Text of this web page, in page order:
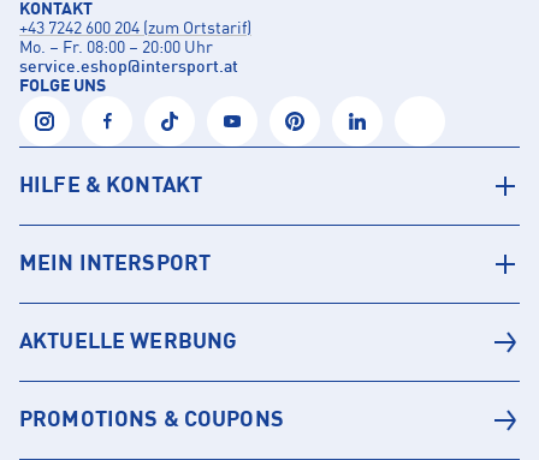
KONTAKT
+43 7242 600 204 (zum Ortstarif)
Mo. – Fr. 08:00 – 20:00 Uhr
service.eshop@intersport.at
FOLGE UNS
HILFE & KONTAKT
MEIN INTERSPORT
AKTUELLE WERBUNG
PROMOTIONS & COUPONS